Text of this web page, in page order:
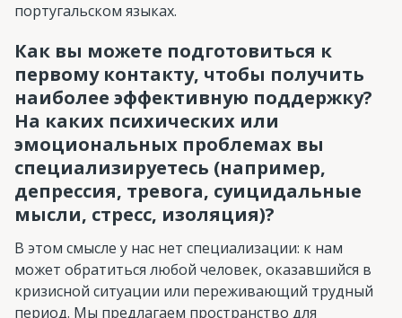
португальском языках.
Как вы можете подготовиться к
первому контакту, чтобы получить
наиболее эффективную поддержку?
На каких психических или
эмоциональных проблемах вы
специализируетесь (например,
депрессия, тревога, суицидальные
мысли, стресс, изоляция)?
В этом смысле у нас нет специализации: к нам
может обратиться любой человек, оказавшийся в
кризисной ситуации или переживающий трудный
период. Мы предлагаем пространство для